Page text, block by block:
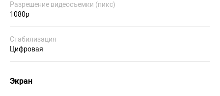
Разрешение видеосъемки (пикс)
1080p
Стабилизация
Цифровая
Экран